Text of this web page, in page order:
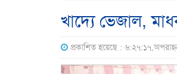
খাদ্যে ভেজাল,
প্রকাশিত হয়েছে :